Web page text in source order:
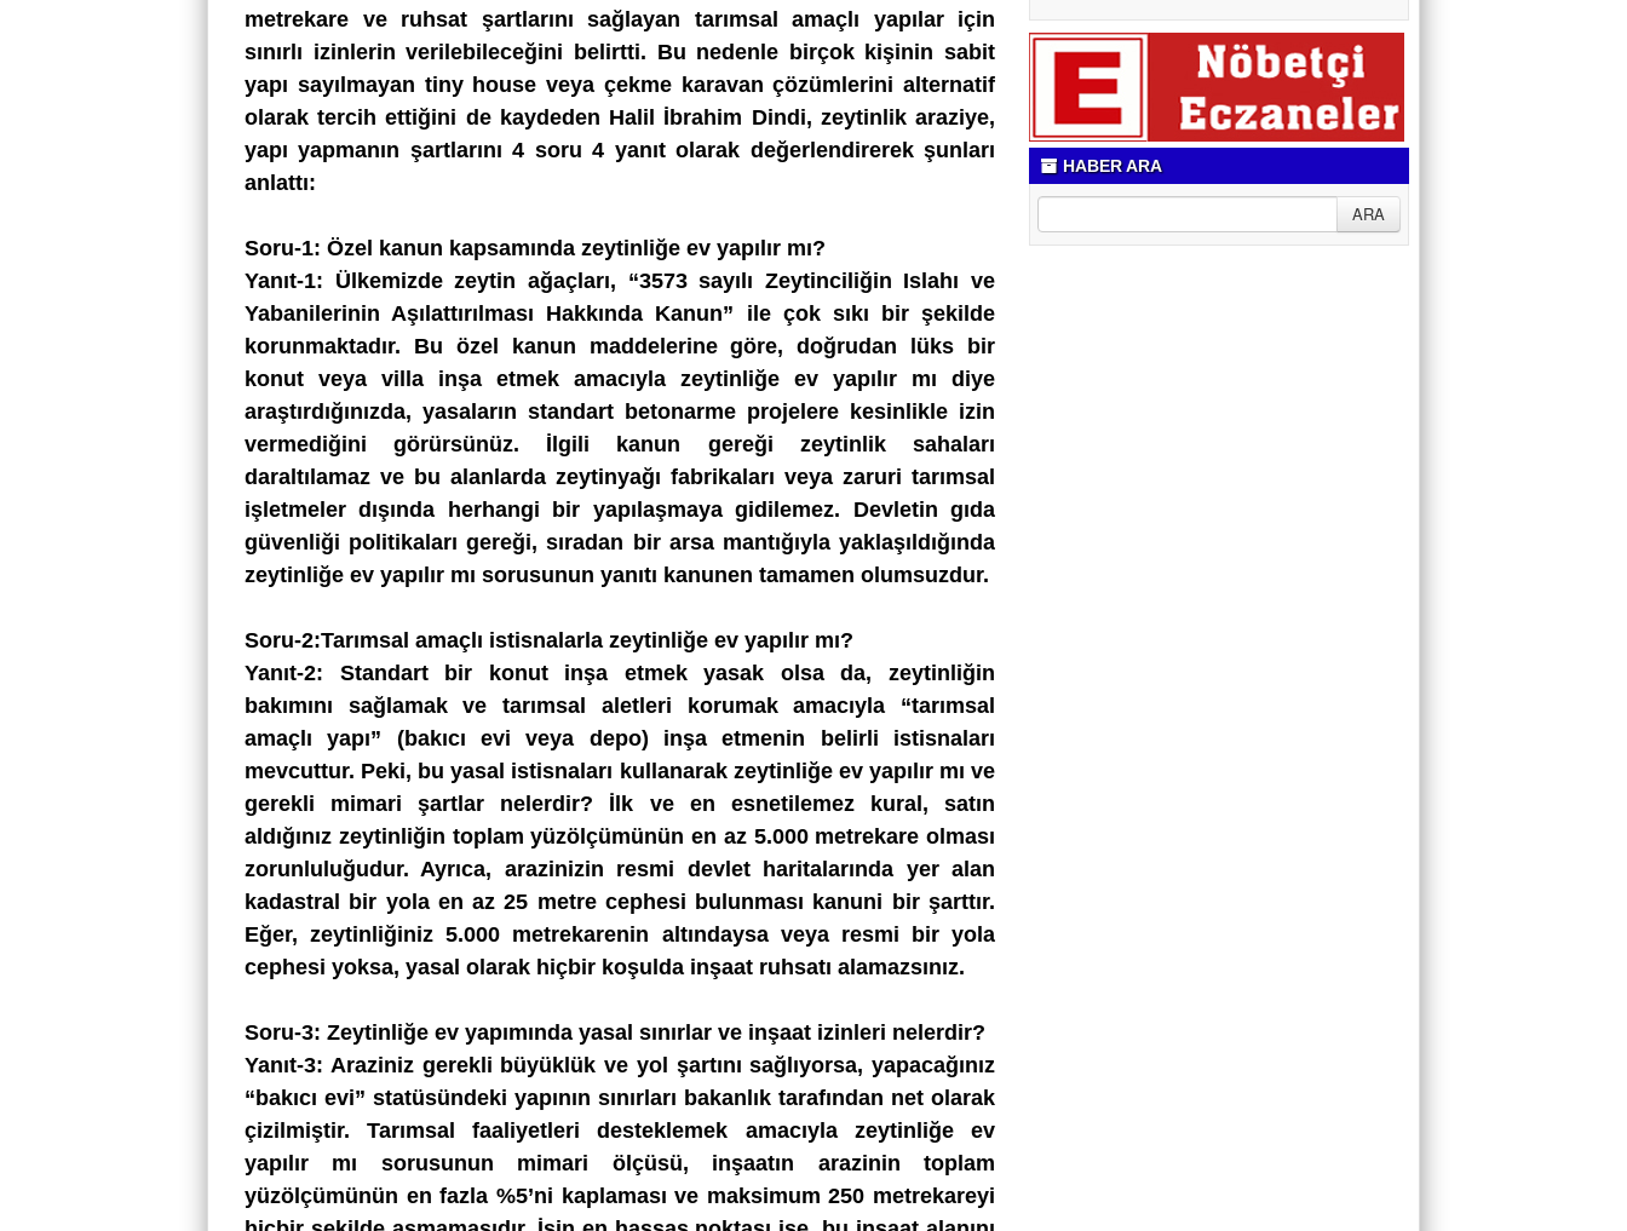
metrekare ve ruhsat şartlarını sağlayan tarımsal amaçlı yapılar için
sınırlı izinlerin verilebileceğini belirtti. Bu nedenle birçok kişinin sabit
yapı sayılmayan tiny house veya çekme karavan çözümlerini alternatif
olarak tercih ettiğini de kaydeden Halil İbrahim Dindi, zeytinlik araziye,
yapı yapmanın şartlarını 4 soru 4 yanıt olarak değerlendirerek şunları
anlattı:
Soru-1: Özel kanun kapsamında zeytinliğe ev yapılır mı?
Yanıt-1: Ülkemizde zeytin ağaçları, “3573 sayılı Zeytinciliğin Islahı ve
Yabanilerinin Aşılattırılması Hakkında Kanun” ile çok sıkı bir şekilde
korunmaktadır. Bu özel kanun maddelerine göre, doğrudan lüks bir
konut veya villa inşa etmek amacıyla zeytinliğe ev yapılır mı diye
araştırdığınızda, yasaların standart betonarme projelere kesinlikle izin
vermediğini görürsünüz. İlgili kanun gereği zeytinlik sahaları
daraltılamaz ve bu alanlarda zeytinyağı fabrikaları veya zaruri tarımsal
işletmeler dışında herhangi bir yapılaşmaya gidilemez. Devletin gıda
güvenliği politikaları gereği, sıradan bir arsa mantığıyla yaklaşıldığında
zeytinliğe ev yapılır mı sorusunun yanıtı kanunen tamamen olumsuzdur.
Soru-2:Tarımsal amaçlı istisnalarla zeytinliğe ev yapılır mı?
Yanıt-2: Standart bir konut inşa etmek yasak olsa da, zeytinliğin
bakımını sağlamak ve tarımsal aletleri korumak amacıyla “tarımsal
amaçlı yapı” (bakıcı evi veya depo) inşa etmenin belirli istisnaları
mevcuttur. Peki, bu yasal istisnaları kullanarak zeytinliğe ev yapılır mı ve
gerekli mimari şartlar nelerdir? İlk ve en esnetilemez kural, satın
aldığınız zeytinliğin toplam yüzölçümünün en az 5.000 metrekare olması
zorunluluğudur. Ayrıca, arazinizin resmi devlet haritalarında yer alan
kadastral bir yola en az 25 metre cephesi bulunması kanuni bir şarttır.
Eğer, zeytinliğiniz 5.000 metrekarenin altındaysa veya resmi bir yola
cephesi yoksa, yasal olarak hiçbir koşulda inşaat ruhsatı alamazsınız.
Soru-3: Zeytinliğe ev yapımında yasal sınırlar ve inşaat izinleri nelerdir?
Yanıt-3: Araziniz gerekli büyüklük ve yol şartını sağlıyorsa, yapacağınız
“bakıcı evi” statüsündeki yapının sınırları bakanlık tarafından net olarak
çizilmiştir. Tarımsal faaliyetleri desteklemek amacıyla zeytinliğe ev
yapılır mı sorusunun mimari ölçüsü, inşaatın arazinin toplam
yüzölçümünün en fazla %5’ni kaplaması ve maksimum 250 metrekareyi
HABER ARA